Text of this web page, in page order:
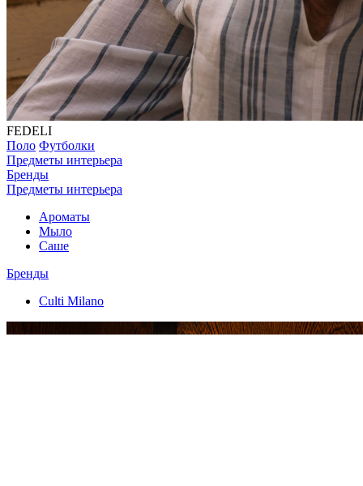
FEDELI
Поло Футболки
Предметы интерьера
Бренды
Предметы интерьера
Ароматы
Мыло
Саше
Бренды
Culti Milano